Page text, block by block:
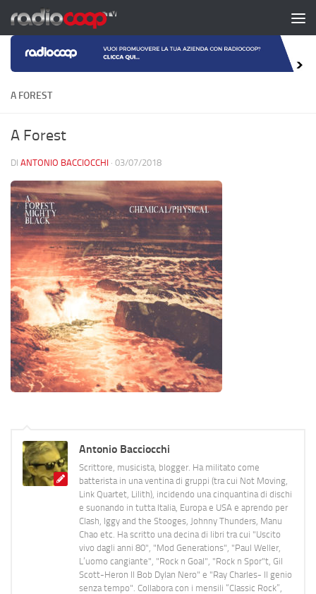
Salta al contenuto
A FOREST
A Forest
DI ANTONIO BACCIOCCHI · 03/07/2018
Antonio Bacciocchi
Scrittore, musicista, blogger. Ha militato come
batterista in una ventina di gruppi (tra cui Not Moving,
Link Quartet, Lilith), incidendo una cinquantina di dischi
e suonando in tutta Italia, Europa e USA e aprendo per
Clash, Iggy and the Stooges, Johnny Thunders, Manu
Chao etc. Ha scritto una decina di libri tra cui "Uscito
vivo dagli anni 80", "Mod Generations", "Paul Weller,
L’uomo cangiante", "Rock n Goal", "Rock n Spor"t, Gil
Scott-Heron Il Bob Dylan Nero" e "Ray Charles- Il genio
senza tempo". Collabora con i mensili “Classic Rock”,